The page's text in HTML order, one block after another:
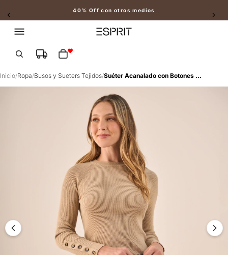
40% Off con otros medios
Slide 2 of 2
Inicio/Ropa/Busos y Sueters Tejidos/ Suéter Acanalado con Botones Dorados - Beige